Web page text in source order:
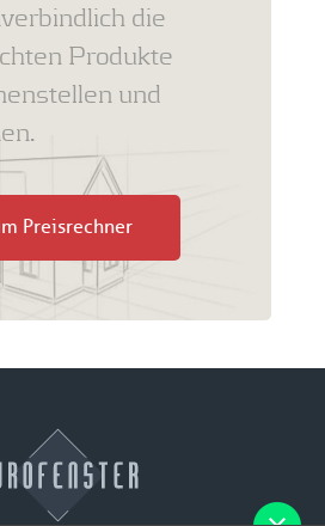
die
Produkte
und
Preisrechner